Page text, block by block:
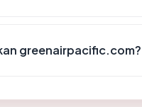
greenairpacific.com?